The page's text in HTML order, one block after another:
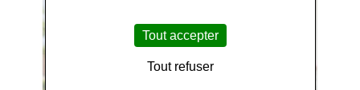
Tout accepter
Tout refuser